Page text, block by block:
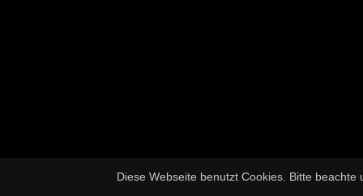
Diese Webseite benutzt Cookies. Bitte beachte